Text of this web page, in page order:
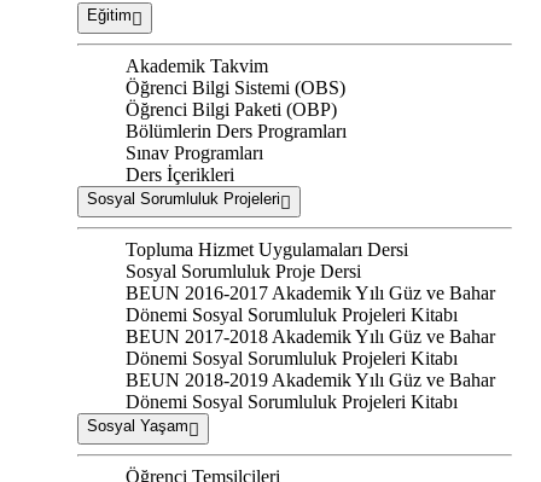
Eğitim
Akademik Takvim
Öğrenci Bilgi Sistemi (OBS)
Öğrenci Bilgi Paketi (OBP)
Bölümlerin Ders Programları
Sınav Programları
Ders İçerikleri
Sosyal Sorumluluk Projeleri
Topluma Hizmet Uygulamaları Dersi
Sosyal Sorumluluk Proje Dersi
BEUN 2016-2017 Akademik Yılı Güz ve Bahar
Dönemi Sosyal Sorumluluk Projeleri Kitabı
BEUN 2017-2018 Akademik Yılı Güz ve Bahar
Dönemi Sosyal Sorumluluk Projeleri Kitabı
BEUN 2018-2019 Akademik Yılı Güz ve Bahar
Dönemi Sosyal Sorumluluk Projeleri Kitabı
Sosyal Yaşam
Öğrenci Temsilcileri